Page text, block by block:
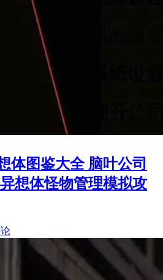
体图鉴大全 脑叶公司
想体怪物管理模拟攻